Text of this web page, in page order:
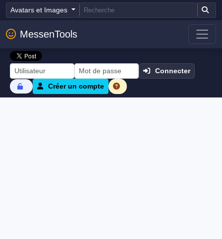
Avatars et Images
MessenTools
Connecter
Créer un compte